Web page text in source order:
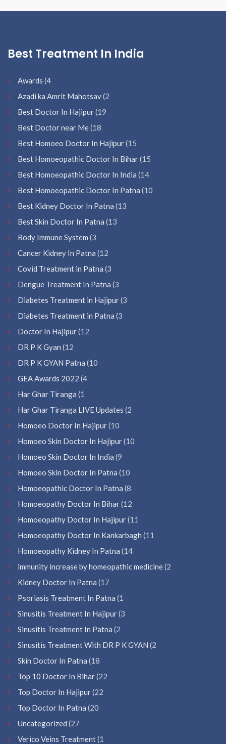
Best Treatment In India
Awards (4
Azadi ka Amrit Mahotsav(2
Best Doctor In Hajipur(19
Best Doctor near Me(18
Best Homoeo Doctor In Hajipur(15
Best Homoeopathic Doctor In Bihar(15
Best Homoeopathic Doctor In India (14
Best Homoeopathic Doctor In Patna (10
Best Kidney Doctor In Patna (13
Best Skin Doctor In Patna (13
Body Immune System (3
Cancer Kidney In Patna (12
Covid Treatment in Patna (3
Dengue Treatment In Patna (3
Diabetes Treatment in Hajipur(3
Diabetes Treatment in Patna (3
Doctor In Hajipur(12
DR P K Gyan (12
DR P K GYAN Patna (10
GEA Awards 2022 (4
Har Ghar Tiranga (1
Har Ghar Tiranga LIVE Updates (2
Homoeo Doctor In Hajipur(10
Homoeo Skin Doctor In Hajipur(10
Homoeo Skin Doctor In India (9
Homoeo Skin Doctor In Patna (10
Homoeopathic Doctor In Patna (8
Homoeopathy Doctor In Bihar(12
Homoeopathy Doctor In Hajipur(11
Homoeopathy Doctor In Kankarbagh (11
Homoeopathy Kidney In Patna (14
immunity increase by homeopathic medicine(2
Kidney Doctor In Patna (17
Psoriasis Treatment In Patna (1
Sinusitis Treatment In Hajipur(3
Sinusitis Treatment In Patna (2
Sinusitis Treatment With DR P K GYAN (2
Skin Doctor In Patna (18
Top 10 Doctor In Bihar(22
Top Doctor In Hajipur(22
Top Doctor In Patna (20
Uncategorized (27
Verico Veins Treatment(1